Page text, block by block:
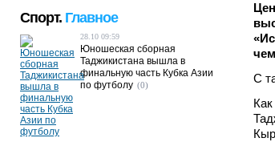
С
Спорт. Главное
28.10 09:59
Юношеская сборная
Таджикистана вышла в
финальную часть Кубка Азии
по футболу (0)